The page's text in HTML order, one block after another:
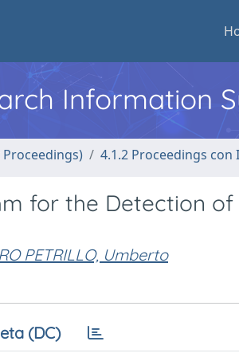
Information
4.1.2 Proceedings con
for the Detection of
PETRILLO, Umberto
(DC)